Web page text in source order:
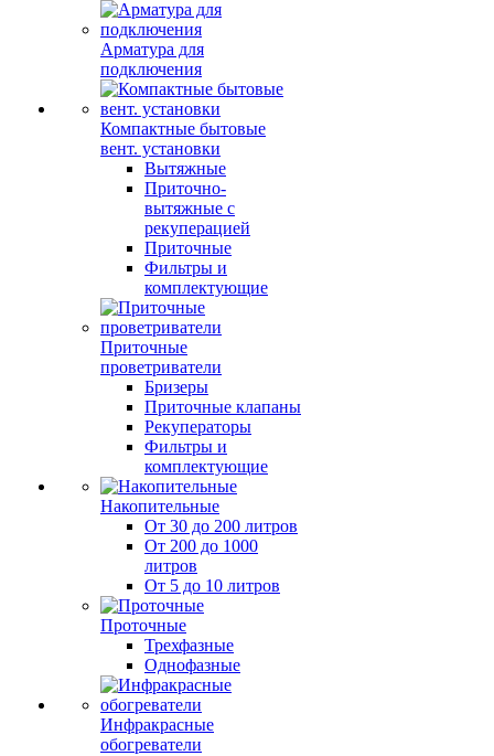
Арматура для
подключения
Компактные бытовые
вент. установки
Вытяжные
Приточно-
вытяжные с
рекуперацией
Приточные
Фильтры и
комплектующие
Приточные
проветриватели
Бризеры
Приточные клапаны
Рекуператоры
Фильтры и
комплектующие
Накопительные
От 30 до 200 литров
От 200 до 1000
литров
От 5 до 10 литров
Проточные
Трехфазные
Однофазные
Инфракрасные
обогреватели